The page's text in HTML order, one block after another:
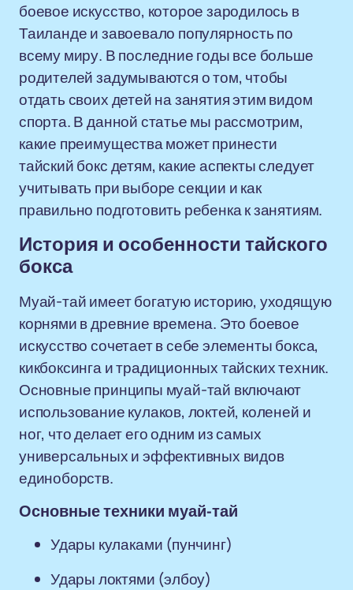
боевое искусство, которое зародилось в
Таиланде и завоевало популярность по
всему миру. В последние годы все больше
родителей задумываются о том, чтобы
отдать своих детей на занятия этим видом
спорта. В данной статье мы рассмотрим,
какие преимущества может принести
тайский бокс детям, какие аспекты следует
учитывать при выборе секции и как
правильно подготовить ребенка к занятиям.
История и особенности тайского
бокса
Муай-тай имеет богатую историю, уходящую
корнями в древние времена. Это боевое
искусство сочетает в себе элементы бокса,
кикбоксинга и традиционных тайских техник.
Основные принципы муай-тай включают
использование кулаков, локтей, коленей и
ног, что делает его одним из самых
универсальных и эффективных видов
единоборств.
Основные техники муай-тай
Удары кулаками (пунчинг)
Удары локтями (элбоу)